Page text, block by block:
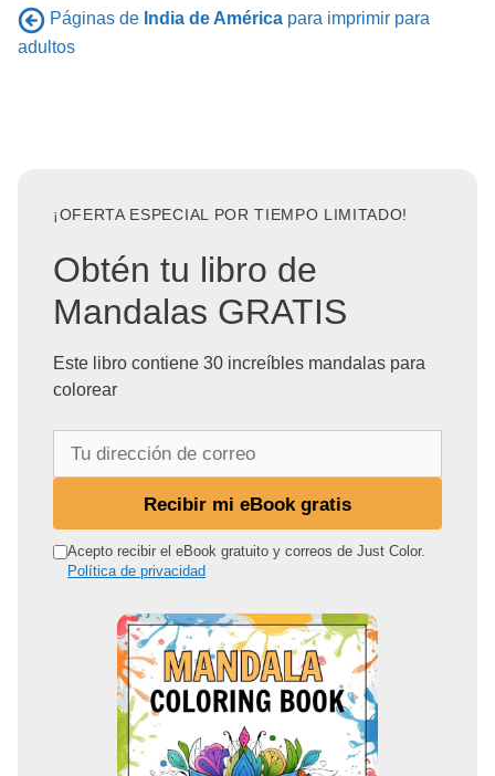
Páginas de India de América para imprimir para
adultos
¡OFERTA ESPECIAL POR TIEMPO LIMITADO!
Obtén tu libro de
Mandalas GRATIS
Este libro contiene 30 increíbles mandalas para
colorear
r
Recibir mi eBook gratis
Acepto recibir el eBook gratuito y correos de Just Color.
Política de privacidad